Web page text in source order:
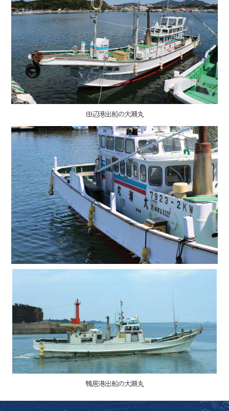
田辺港出船の大瀬丸
鴨居港出船の大瀬丸